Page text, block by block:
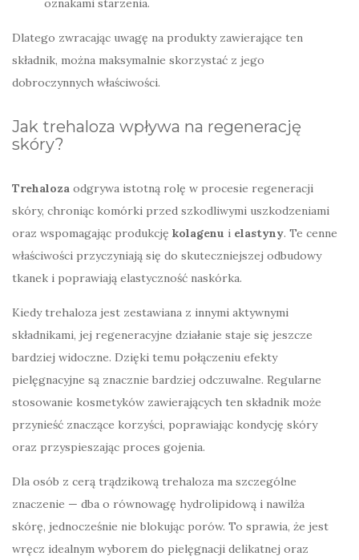
Dlatego zwracając uwagę na produkty zawierające ten
składnik, można maksymalnie skorzystać z jego
dobroczynnych właściwości.
Jak trehaloza wpływa na regenerację
skóry?
Trehaloza odgrywa istotną rolę w procesie regeneracji
skóry, chroniąc komórki przed szkodliwymi uszkodzeniami
oraz wspomagając produkcję kolagenu i elastyny. Te cenne
właściwości przyczyniają się do skuteczniejszej odbudowy
tkanek i poprawiają elastyczność naskórka.
Kiedy trehaloza jest zestawiana z innymi aktywnymi
składnikami, jej regeneracyjne działanie staje się jeszcze
bardziej widoczne. Dzięki temu połączeniu efekty
pielęgnacyjne są znacznie bardziej odczuwalne. Regularne
stosowanie kosmetyków zawierających ten składnik może
przynieść znaczące korzyści, poprawiając kondycję skóry
oraz przyspieszając proces gojenia.
Dla osób z cerą trądzikową trehaloza ma szczególne
znaczenie — dba o równowagę hydrolipidową i nawilża
skórę, jednocześnie nie blokując porów. To sprawia, że jest
wręcz idealnym wyborem do pielęgnacji delikatnej oraz